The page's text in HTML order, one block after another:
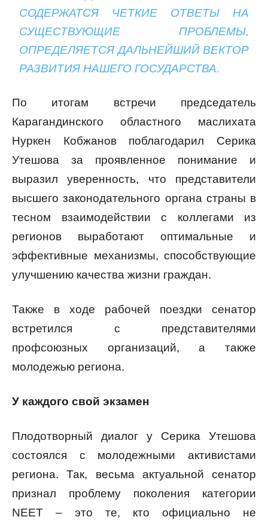
СОДЕРЖАТСЯ ЧЕТКИЕ ОТВЕТЫ НА
СУЩЕСТВУЮЩИЕ ПРОБЛЕМЫ,
ОПРЕДЕЛЯЕТСЯ ДАЛЬНЕЙШИЙ ВЕКТОР
РАЗВИТИЯ НАШЕГО ГОСУДАРСТВА.
По итогам встречи председатель
Карагандинского областного маслихата
Нуркен Кобжанов поблагодарил Серика
Утешова за проявленное понимание и
выразил уверенность, что представители
высшего законодательного органа страны в
тесном взаимодействии с коллегами из
регионов выработают оптимальные и
эффективные механизмы, способствующие
улучшению качества жизни граждан.
Также в ходе рабочей поездки сенатор
встретился с представителями
профсоюзных организаций, а также
молодежью региона.
У каждого свой экзамен
Плодотворный диалог у Серика Утешова
состоялся с молодежными активистами
региона. Так, весьма актуальной сенатор
признал проблему поколения категории
NEET – это те, кто официально не